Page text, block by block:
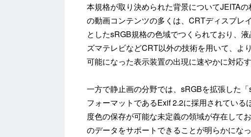
本規格が取り決められた背景についてJEITA
の動画コンテンツの多くは、CRTディスプレ
としたsRGB規格の色域でつくられており、
ズマテレビなどCRT以外の技術を用いて、よ
可能になった表示装置の出現に速やかに対応
一方で静止画の分野では、sRGBを拡張した
フォーマットであるExif 2.2に採用されてい
度色の保存が可能な未定義の領域が存在して
のデータをサポートできることが明らかにな